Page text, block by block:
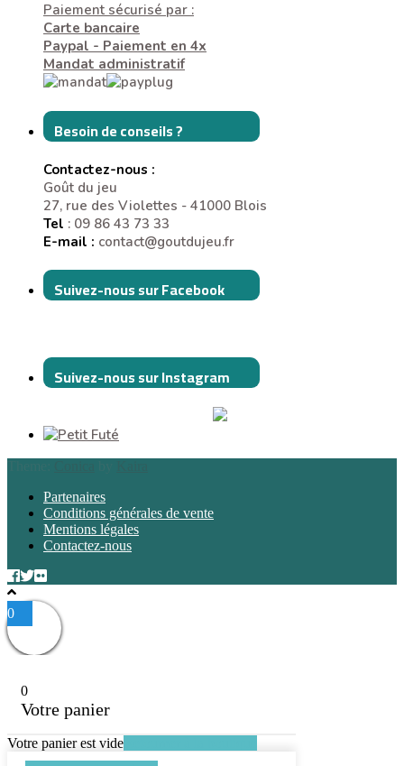
Paiement sécurisé par :
Carte bancaire
Paypal - Paiement en 4x
Mandat administratif
Besoin de conseils ?
Contactez-nous :
Goût du jeu
27, rue des Violettes - 41000 Blois
Tel : 09 86 43 73 33
E-mail : contact@goutdujeu.fr
Suivez-nous sur Facebook
Suivez-nous sur Instagram
Partenaires
Conditions générales de vente
Mentions légales
Contactez-nous
0
0
Votre panier
Votre panier est vide